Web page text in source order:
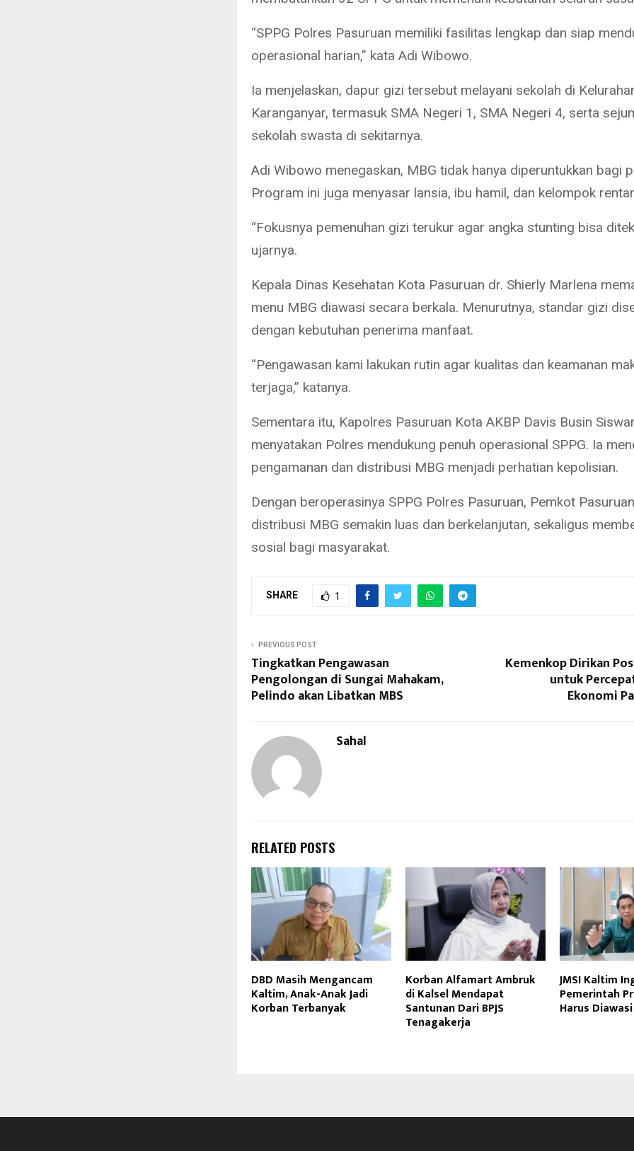
“SPPG Polres Pasuruan memiliki fasilitas lengkap dan siap
operasional harian,” kata Adi Wibowo.
Ia menjelaskan, dapur gizi tersebut melayani sekolah di
Karanganyar, termasuk SMA Negeri 1, SMA Negeri 4, serta
sekolah swasta di sekitarnya.
Adi Wibowo menegaskan, MBG tidak hanya diperuntukkan bagi
Program ini juga menyasar lansia, ibu hamil, dan kelompok
“Fokusnya pemenuhan gizi terukur agar angka stunting bisa
ujarnya.
Kepala Dinas Kesehatan Kota Pasuruan dr. Shierly Marlena
menu MBG diawasi secara berkala. Menurutnya, standar gizi
dengan kebutuhan penerima manfaat.
“Pengawasan kami lakukan rutin agar kualitas dan keamanan
terjaga,” katanya.
Sementara itu, Kapolres Pasuruan Kota AKBP Davis Busin
menyatakan Polres mendukung penuh operasional SPPG. Ia
pengamanan dan distribusi MBG menjadi perhatian kepolisian.
Dengan beroperasinya SPPG Polres Pasuruan, Pemkot
distribusi MBG semakin luas dan berkelanjutan, sekaligus
sosial bagi masyarakat.
SHARE 1
PREVIOUS POST
Tingkatkan Pengawasan
Pengolongan di Sungai Mahakam,
Pelindo akan Libatkan MBS
Kemenkop Dirikan
untuk
Ekonomi
Sahal
RELATED POSTS
DBD Masih Mengancam
Kaltim, Anak-Anak Jadi
Korban Terbanyak
Korban Alfamart Ambruk
di Kalsel Mendapat
Santunan Dari BPJS
Tenagakerja
JMSI Kaltim
Pemerintah
Harus